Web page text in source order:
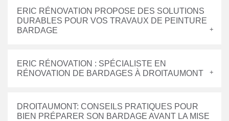
ERIC RÉNOVATION PROPOSE DES SOLUTIONS
DURABLES POUR VOS TRAVAUX DE PEINTURE
BARDAGE
ERIC RÉNOVATION : SPÉCIALISTE EN
RÉNOVATION DE BARDAGES À DROITAUMONT
DROITAUMONT: CONSEILS PRATIQUES POUR
BIEN PRÉPARER SON BARDAGE AVANT LA MISE